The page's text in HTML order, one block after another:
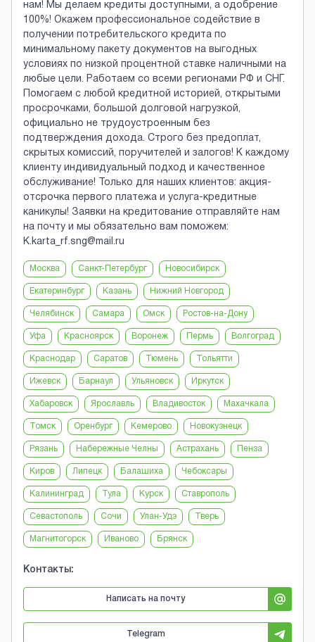
нам! Мы делаем кредиты доступными, а одобрение
100%! Окажем профессиональное содействие в
получении потребительского кредита по
минимальному пакету документов на выгодных
условиях по низкой процентной ставке наличными на
любые цели. Работаем со всеми регионами РФ и СНГ.
Помогаем с любой кредитной историей, открытыми
просрочками, большой долговой нагрузкой,
официально не трудоустроенным без
подтверждения дохода. Строго без предоплат,
скрытых комиссий, поручителей и залогов! К каждому
клиенту индивидуальный подход и качественное
обслуживание! Только для наших клиентов: акция-
отсрочка первого платежа и услуга-кредитные
каникулы! Заявки на кредитование отправляйте нам
на почту и мы обязательно вам поможем:
K.karta_rf.sng@mail.ru
Москва Санкт-Петербург Новосибирск
Екатеринбург Казань Нижний Новгород
Челябинск Самара Омск Ростов-на-Дону
Уфа Красноярск Воронеж Пермь Волгоград
Краснодар Саратов Тюмень Тольятти
Ижевск Барнаул Ульяновск Иркутск
Хабаровск Ярославль Владивосток Махачкала
Томск Оренбург Кемерово Новокузнецк
Рязань Набережные Челны Астрахань Пенза
Киров Липецк Балашиха Чебоксары
Калининград Тула Курск Ставрополь
Севастополь Сочи Улан-Удэ Тверь
Магнитогорск Иваново Брянск
Контакты:
Написать на почту
Telegram